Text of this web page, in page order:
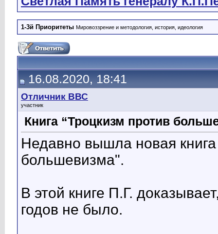
1-3й Приоритеты Мировоззрение и методология, история, идеология
16.08.2020, 18:41
Отличник ВВС
участник
Книга “Троцкизм против
Недавно вышла новая
большевизма".
В этой книге П.Г.
годов не было.